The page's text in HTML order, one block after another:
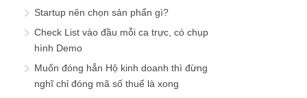
Startup nên chọn sản phẩn gì?
Check List vào đầu mỗi ca trực, có chụp
hình Demo
Muốn đóng hẳn Hộ kinh doanh thì đừng
nghĩ chỉ đóng mã số thuế là xong